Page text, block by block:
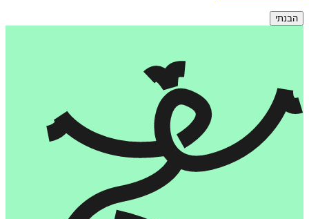
הבנתי